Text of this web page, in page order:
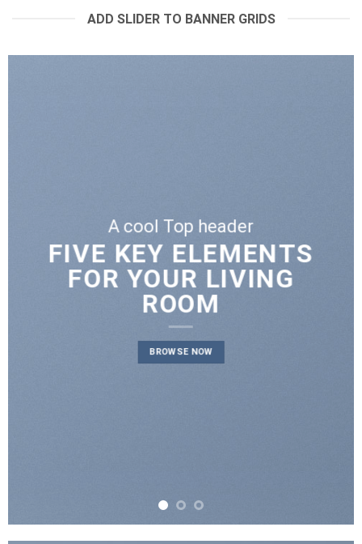
ADD SLIDER TO BANNER GRIDS
A cool Top header
LATEST FASHION
NEWS FOR AUTUMN